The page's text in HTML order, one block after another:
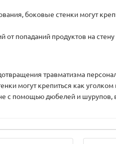
боковые стенки могут
попаданий продуктов на
травматизма
могут крепиться как уголком
с помощью дюбелей и шурупов,